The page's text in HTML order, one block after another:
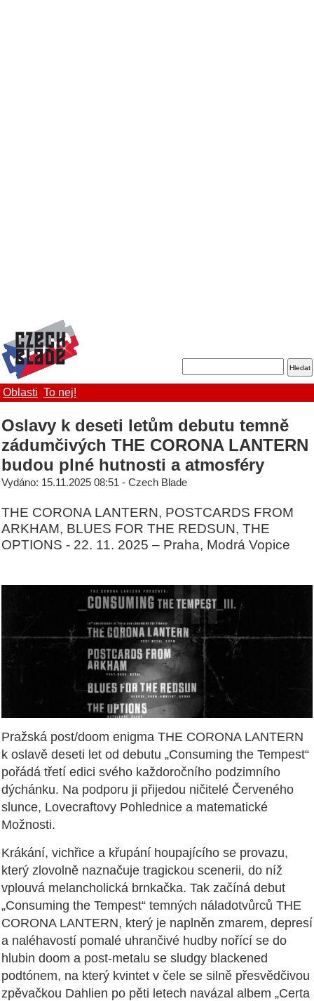
Oblasti To nej!
Oslavy k deseti letům debutu temně
zádumčivých THE CORONA LANTERN
budou plné hutnosti a atmosféry
Vydáno: 15.11.2025 08:51 - Czech Blade
THE CORONA LANTERN, POSTCARDS FROM
ARKHAM, BLUES FOR THE REDSUN, THE
OPTIONS - 22. 11. 2025 – Praha, Modrá Vopice
Pražská post/doom enigma THE CORONA LANTERN
k oslavě deseti let od debutu „Consuming the Tempest“
pořádá třetí edici svého každoročního podzimního
dýchánku. Na podporu ji přijedou ničitelé Červeného
slunce, Lovecraftovy Pohlednice a matematické
Možnosti.
Krákání, vichřice a křupání houpajícího se provazu,
který zlovolně naznačuje tragickou scenerii, do níž
vplouvá melancholická brnkačka. Tak začíná debut
„Consuming the Tempest“ temných náladotvůrců THE
CORONA LANTERN, který je naplněn zmarem, depresí
a naléhavostí pomalé uhrančivé hudby nořící se do
hlubin doom a post-metalu se sludgy blackened
podtónem, na který kvintet v čele se silně přesvědčivou
zpěvačkou Dahlien po pěti letech navázal albem „Certa